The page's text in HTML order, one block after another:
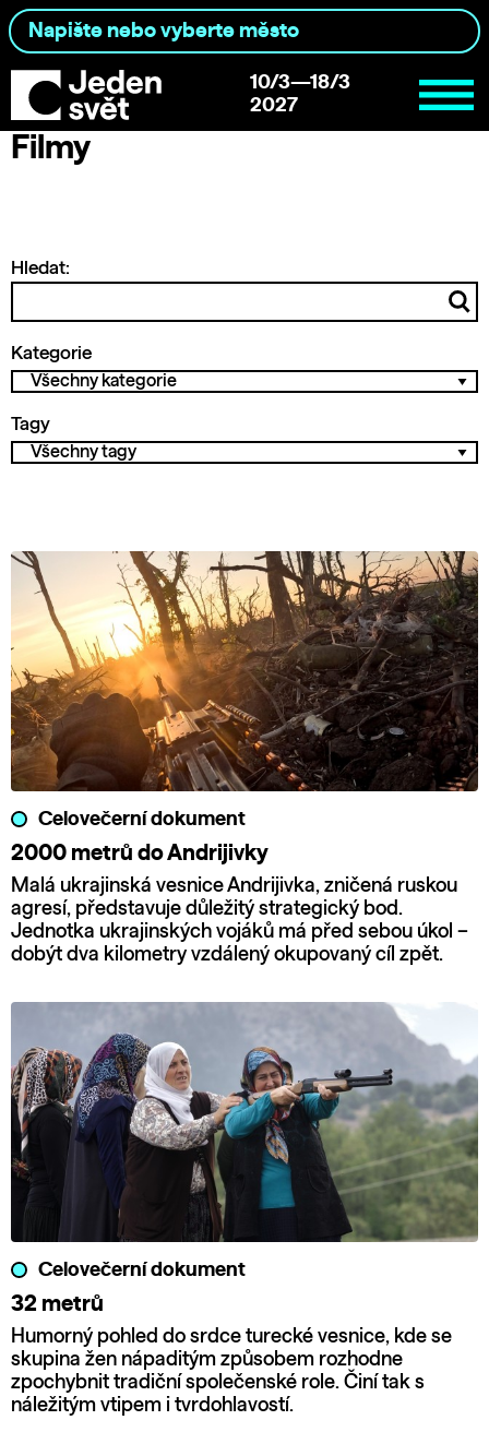
10/3—18/3
2027
Filmy
Hledat:
Kategorie
Tagy
Celovečerní dokument
2000 metrů do Andrijivky
Malá ukrajinská vesnice Andrijivka, zničená ruskou
agresí, představuje důležitý strategický bod.
Jednotka ukrajinských vojáků má před sebou úkol –
dobýt dva kilometry vzdálený okupovaný cíl zpět.
Celovečerní dokument
32 metrů
Humorný pohled do srdce turecké vesnice, kde se
skupina žen nápaditým způsobem rozhodne
zpochybnit tradiční společenské role. Činí tak s
náležitým vtipem i tvrdohlavostí.